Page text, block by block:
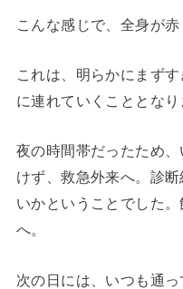
こんな感じで、全身が
これは、明らかにまず
に連れていくこととなり
夜の時間帯だったため
けず、救急外来へ。診
いかということでした
へ。
次の日には、いつも通